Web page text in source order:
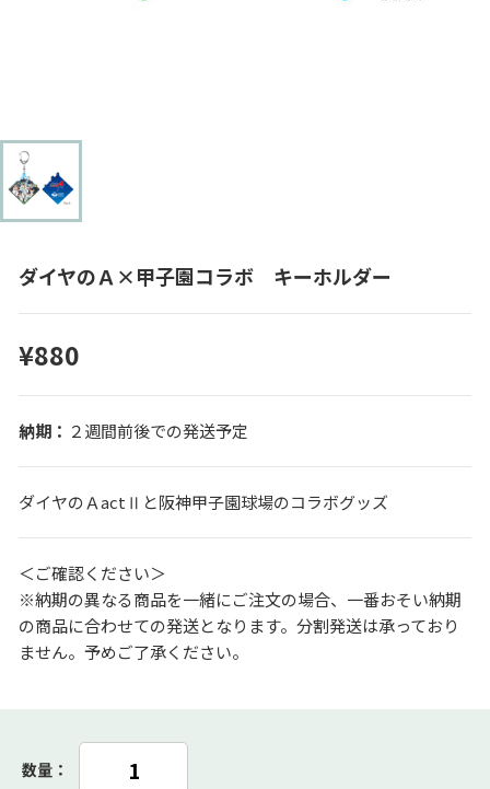
ダイヤのＡ×甲子園コラボ キーホルダー
¥880
２週間前後での発送予定
ダイヤのＡactⅡと阪神甲子園球場のコラボグッズ
＜ご確認ください＞
※納期の異なる商品を一緒にご注文の場合、一番おそい納期
の商品に合わせての発送となります。分割発送は承っており
ません。予めご了承ください。
数量：